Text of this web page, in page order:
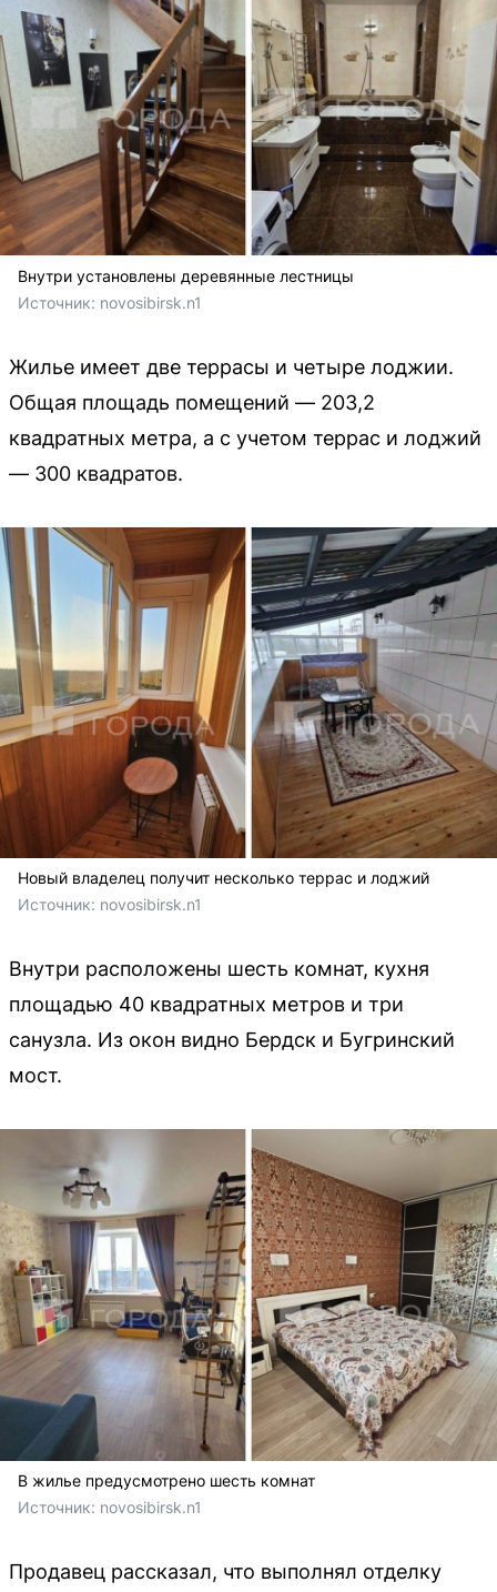
Внутри установлены деревянные лестницы
Источник: novosibirsk.n1
Жилье имеет две террасы и четыре лоджии.
Общая площадь помещений — 203,2
квадратных метра, а с учетом террас и лоджий
— 300 квадратов.
Новый владелец получит несколько террас и лоджий
Источник: novosibirsk.n1
Внутри расположены шесть комнат, кухня
площадью 40 квадратных метров и три
санузла. Из окон видно Бердск и Бугринский
мост.
В жилье предусмотрено шесть комнат
Источник: novosibirsk.n1
Продавец рассказал, что выполнял отделку